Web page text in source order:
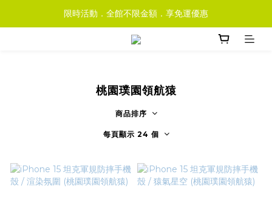
限時活動．全館不限金額．享免運優惠
桃園璞園領航猿
商品排序
每頁顯示 24 個